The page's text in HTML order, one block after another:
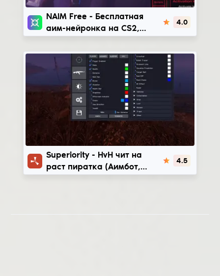
NAIM Free
NAIM Free - Бесплатная
аим-нейронка на CS2,
игры
4.0
Superiority
Superiority - HvH чит на
раст пиратка (Аимбот,
4.5